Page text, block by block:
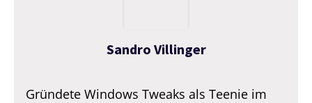
Sandro Villinger
Gründete Windows Tweaks als Teenie im